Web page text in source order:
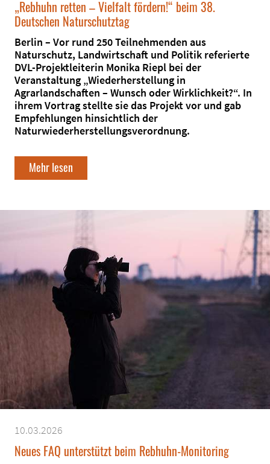
„Rebhuhn retten – Vielfalt fördern!“ beim 38.
Deutschen Naturschutztag
Berlin – Vor rund 250 Teilnehmenden aus
Naturschutz, Landwirtschaft und Politik referierte
DVL-Projektleiterin Monika Riepl bei der
Veranstaltung „Wiederherstellung in
Agrarlandschaften – Wunsch oder Wirklichkeit?“. In
ihrem Vortrag stellte sie das Projekt vor und gab
Empfehlungen hinsichtlich der
Naturwiederherstellungsverordnung.
Mehr lesen
10.03.2026
Neues FAQ unterstützt beim Rebhuhn-Monitoring